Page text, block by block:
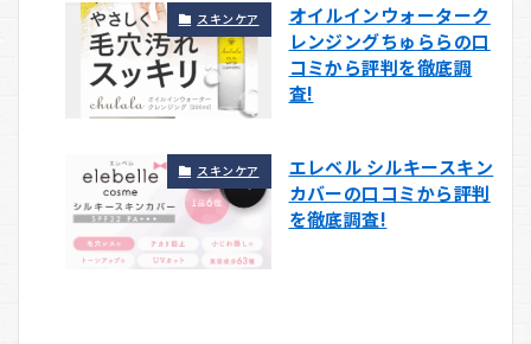
スキンケア
オイルインウォーターク
レンジングちゅららの口
コミから評判を徹底調
査!
スキンケア
エレベル シルキースキン
カバーの口コミから評判
を徹底調査!